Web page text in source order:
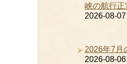
峡の航行正
2026-08-07
2026年7月
2026-08-06